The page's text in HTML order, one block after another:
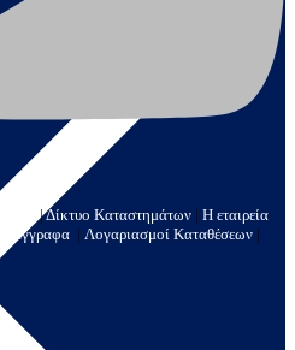
|Δίκτυο Καταστημάτων | Η εταιρεία
Έγγραφα | Λογαριασμοί Καταθέσεων |